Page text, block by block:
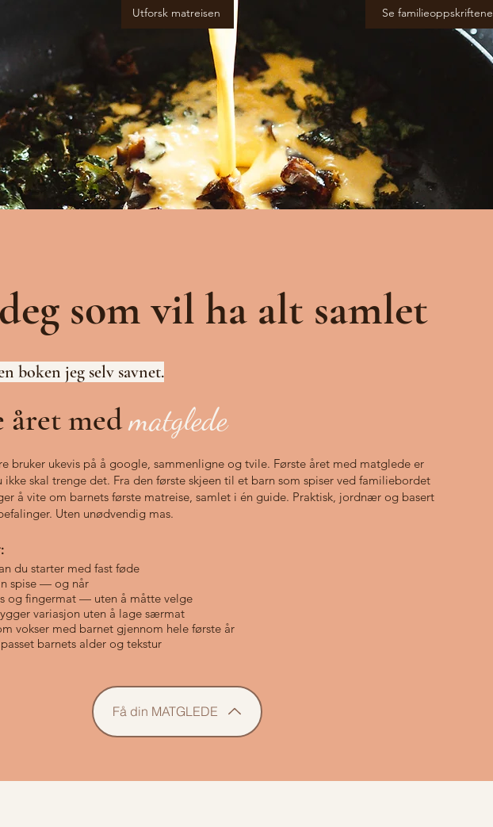
Utforsk matreisen Se familieoppskriftene
som vil ha alt samlet
boken jeg selv savnet.
året medmatglede
bruker ukevis på å google, sammenligne og tvile. Første året med matglede er
skal trenge det. Fra den første skjeen til et barn som spiser ved familiebordet
å vite om barnets første matreise, samlet i én guide. Praktisk, jordnær og basert
Uten unødvendig mas.
du starter med fast føde
spise — og når
og fingermat — uten å måtte velge
variasjon uten å lage særmat
vokser med barnet gjennom hele første år
barnets alder og tekstur
Få din MATGLEDE